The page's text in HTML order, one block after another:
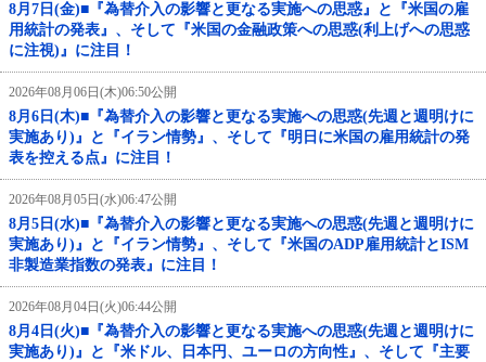
8月7日(金)■『為替介入の影響と更なる実施への思惑』と『米国の雇
用統計の発表』、そして『米国の金融政策への思惑(利上げへの思惑
に注視)』に注目！
2026年08月06日(木)06:50公開
8月6日(木)■『為替介入の影響と更なる実施への思惑(先週と週明けに
実施あり)』と『イラン情勢』、そして『明日に米国の雇用統計の発
表を控える点』に注目！
2026年08月05日(水)06:47公開
8月5日(水)■『為替介入の影響と更なる実施への思惑(先週と週明けに
実施あり)』と『イラン情勢』、そして『米国のADP雇用統計とISM
非製造業指数の発表』に注目！
2026年08月04日(火)06:44公開
8月4日(火)■『為替介入の影響と更なる実施への思惑(先週と週明けに
実施あり)』と『米ドル、日本円、ユーロの方向性』、そして『主要